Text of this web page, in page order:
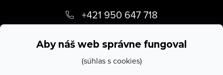
Aby náš web správne fungoval
(súhlas s cookies)
p
+421 950 647 718